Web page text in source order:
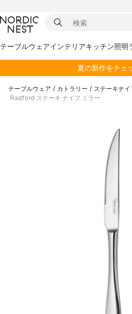
テーブルウェアインテリアキッチン照明
夏の新作をチェ
テーブルウェア / カトラリー / ステーキナイ
Radford ステーキ ナイフ ミラー